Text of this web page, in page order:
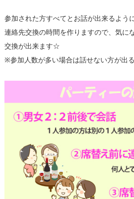
参加された方すべてとお話が出来るよう
連絡先交換の時間を作りますので、気に
交換が出来ます☆
※参加人数が多い場合は話せない方が出